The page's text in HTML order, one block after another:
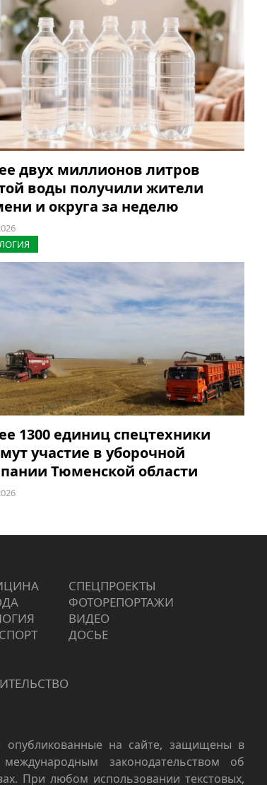
двух миллионов литров
воды получили жители
и округа за неделю
1300 единиц спецтехники
участие в уборочной
Тюменской области
СПЕЦПРОЕКТЫ
ФОТОРЕПОРТАЖИ
ВИДЕО
ДОСЬЕ
на сайте, защищены в
законодательством об
При любом использовании текстовых,